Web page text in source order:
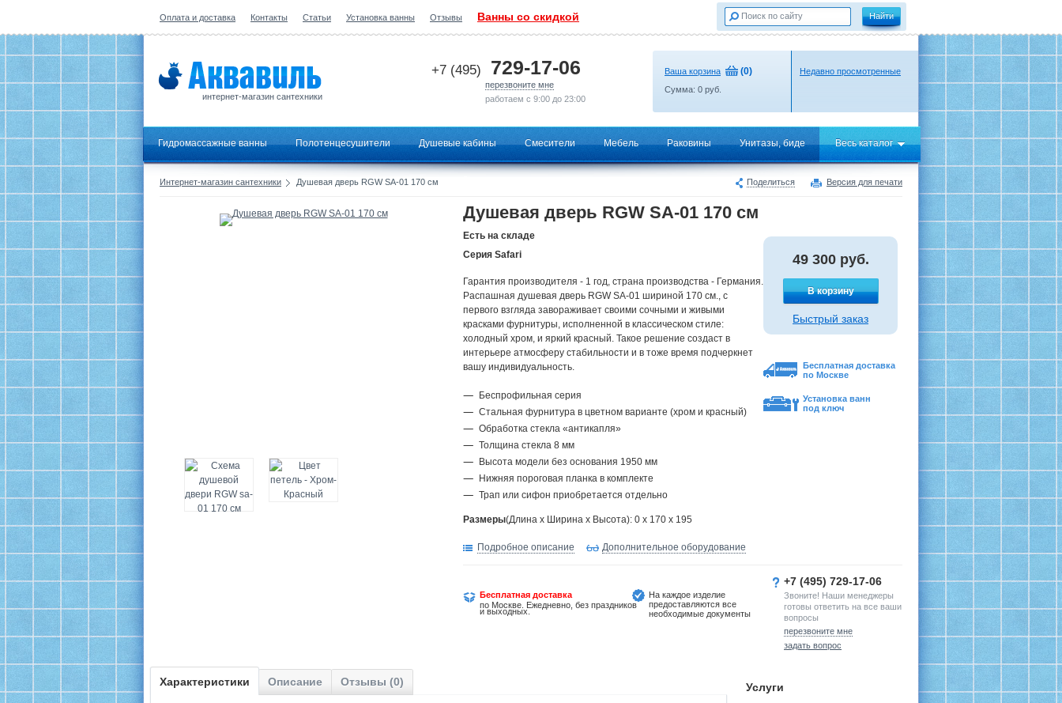
Оплата и доставка Контакты Статьи Установка ванны Отзывы Ванны со скидкой
интернет-магазин сантехники
+7 (495) 729-17-06
перезвоните мне
работаем с 9:00 до 23:00
Ваша корзина (0)
Сумма: 0 руб.
Недавно просмотренные
Гидромассажные ванны Полотенцесушители Душевые кабины Смесители Мебель Раковины Унитазы, биде Весь каталог
Поделиться Версия для печати
Интернет-магазин сантехники Душевая дверь RGW SA-01 170 см
Душевая дверь RGW SA-01 170 см
Есть на складе
Серия Safari
Гарантия производителя - 1 год, страна производства - Германия.
Распашная душевая дверь RGW SA-01 шириной 170 см., с
первого взгляда завораживает своими сочными и живыми
красками фурнитуры, исполненной в классическом стиле:
холодный хром, и яркий красный. Такое решение создаст в
интерьере атмосферу стабильности и в тоже время подчеркнет
вашу индивидуальность.
Беспрофильная серия
Стальная фурнитура в цветном варианте (хром и красный)
Обработка стекла «антикапля»
Толщина стекла 8 мм
Высота модели без основания 1950 мм
Нижняя пороговая планка в комплекте
Трап или сифон приобретается отдельно
Размеры(Длина х Ширина х Высота): 0 x 170 x 195
49 300 руб.
В корзину
Быстрый заказ
Бесплатная доставка
по Москве
Установка ванн
под ключ
Подробное описание Дополнительное оборудование
Бесплатная доставка
по Москве. Ежедневно, без праздников
и выходных.
На каждое изделие
предоставляются все
необходимые документы
+7 (495) 729-17-06
Звоните! Наши менеджеры
готовы ответить на все ваши
вопросы
перезвоните мне
задать вопрос
Характеристики Описание Отзывы (0) Услуги